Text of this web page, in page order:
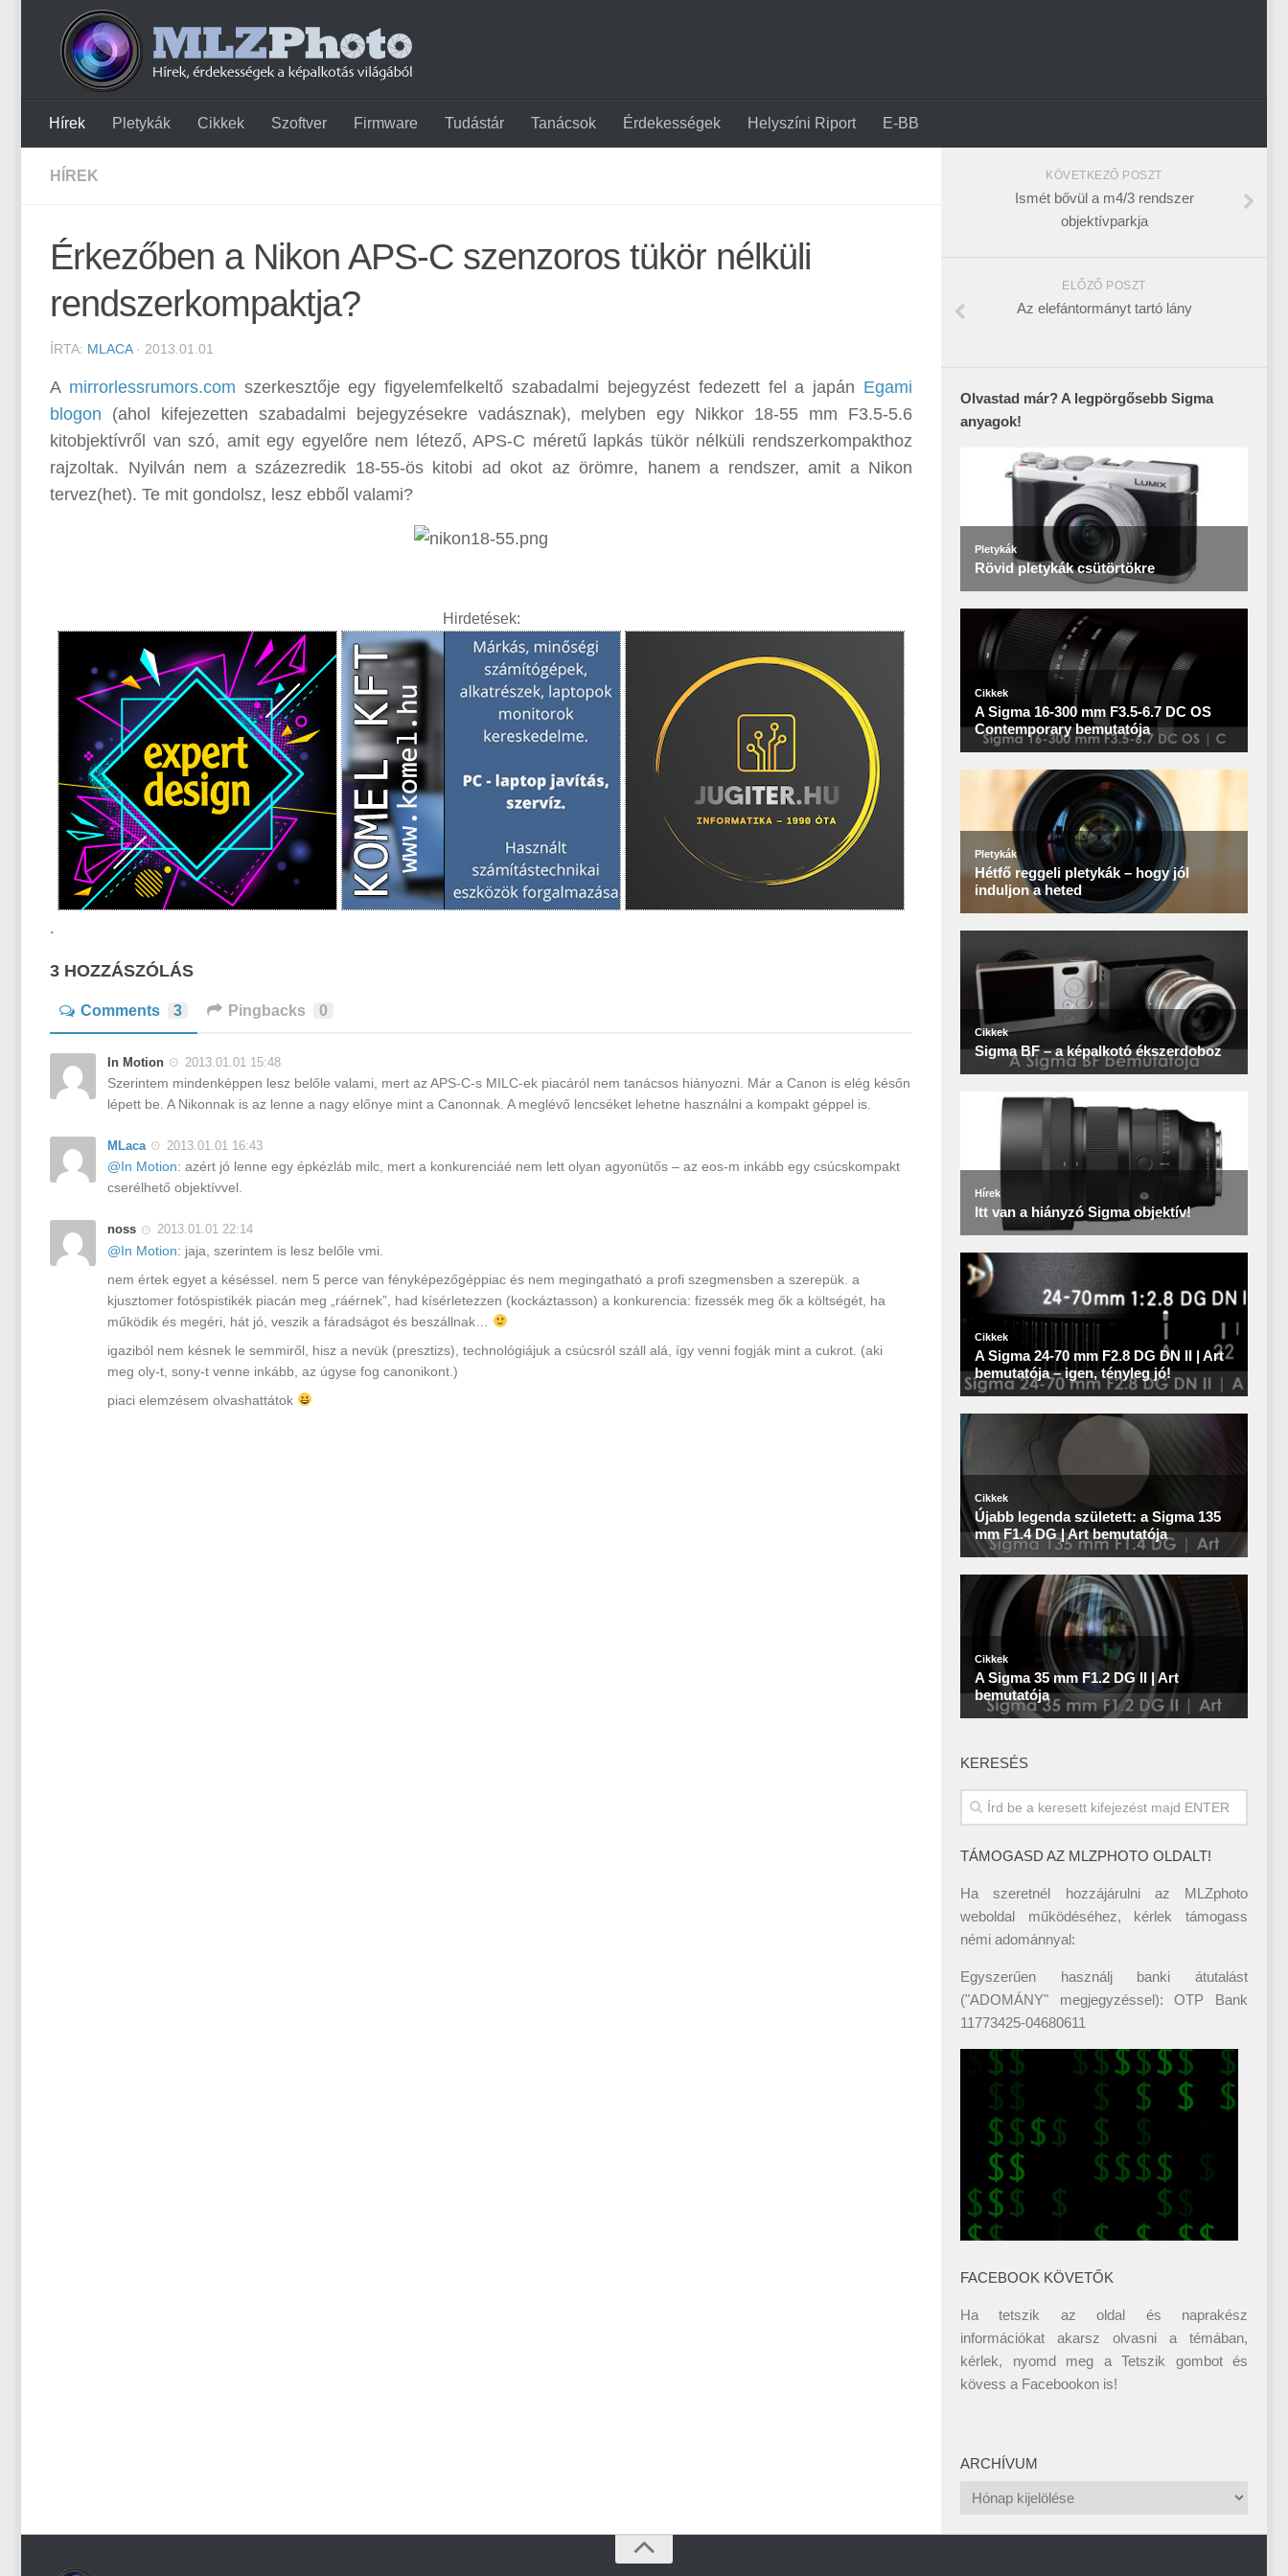
Hírek Pletykák Cikkek Szoftver Firmware Tudástár Tanácsok Érdekességek Helyszíni Riport E-BB
HÍREK
Érkezőben a Nikon APS-C szenzoros tükör nélküli
rendszerkompaktja?
ÍRTA: MLACA· 2013.01.01
A mirrorlessrumors.com szerkesztője egy figyelemfelkeltő szabadalmi bejegyzést fedezett fel a japán Egami
blogon (ahol kifejezetten szabadalmi bejegyzésekre vadásznak), melyben egy Nikkor 18-55 mm F3.5-5.6
kitobjektívről van szó, amit egy egyelőre nem létező, APS-C méretű lapkás tükör nélküli rendszerkompakthoz
rajzoltak. Nyilván nem a százezredik 18-55-ös kitobi ad okot az örömre, hanem a rendszer, amit a Nikon
tervez(het). Te mit gondolsz, lesz ebből valami?
Hirdetések:
.
3 HOZZÁSZÓLÁS
Comments 3 Pingbacks 0
In Motion 2013.01.01 15:48
Szerintem mindenképpen lesz belőle valami, mert az APS-C-s MILC-ek piacáról nem tanácsos hiányozni. Már a Canon is elég későn
lépett be. A Nikonnak is az lenne a nagy előnye mint a Canonnak. A meglévő lencséket lehetne használni a kompakt géppel is.
MLaca 2013.01.01 16:43
@In Motion: azért jó lenne egy épkézláb milc, mert a konkurenciáé nem lett olyan agyonütős – az eos-m inkább egy csúcskompakt
cserélhető objektívvel.
noss 2013.01.01 22:14
@In Motion: jaja, szerintem is lesz belőle vmi.
nem értek egyet a késéssel. nem 5 perce van fényképezőgéppiac és nem megingatható a profi szegmensben a szerepük. a
kjusztomer fotóspistikék piacán meg „ráérnek”, had kísérletezzen (kockáztasson) a konkurencia: fizessék meg ők a költségét, ha
működik és megéri, hát jó, veszik a fáradságot és beszállnak…
igaziból nem késnek le semmiről, hisz a nevük (presztizs), technológiájuk a csúcsról száll alá, így venni fogják mint a cukrot. (aki
meg oly-t, sony-t venne inkább, az úgyse fog canonikont.)
piaci elemzésem olvashattátok
KÖVETKEZŐ POSZT
Ismét bővül a m4/3 rendszer
objektívparkja
ELŐZŐ POSZT
Az elefántormányt tartó lány
Olvastad már? A legpörgősebb Sigma
anyagok!
KERESÉS
TÁMOGASD AZ MLZPHOTO OLDALT!
Ha szeretnél hozzájárulni az MLZphoto
weboldal működéséhez, kérlek támogass
némi adománnyal:
Egyszerűen használj banki átutalást
("ADOMÁNY" megjegyzéssel): OTP Bank
11773425-04680611
FACEBOOK KÖVETŐK
Ha tetszik az oldal és naprakész
információkat akarsz olvasni a témában,
kérlek, nyomd meg a Tetszik gombot és
kövess a Facebookon is!
ARCHÍVUM
Archívum